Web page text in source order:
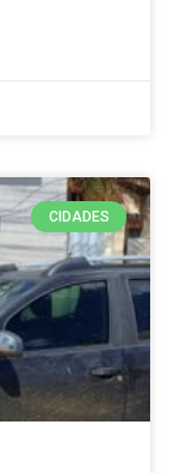
CIDADES